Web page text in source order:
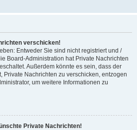
verschicken!
Entweder Sie sind nicht registriert und /
Board-Administration hat Private Nachrichten
Außerdem könnte es sein, dass der
Private Nachrichten zu verschicken, entzogen
um weitere Informationen zu
Private Nachrichten!